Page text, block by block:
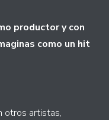
productor y con
como un hit
otros artistas,